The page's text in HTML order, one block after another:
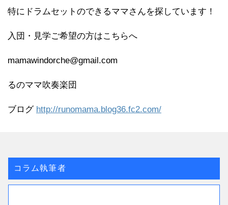
特にドラムセットのできるママさんを探しています！
入団・見学ご希望の方はこちらへ
mamawindorche@gmail.com
るのママ吹奏楽団
ブログ http://runomama.blog36.fc2.com/
コラム執筆者